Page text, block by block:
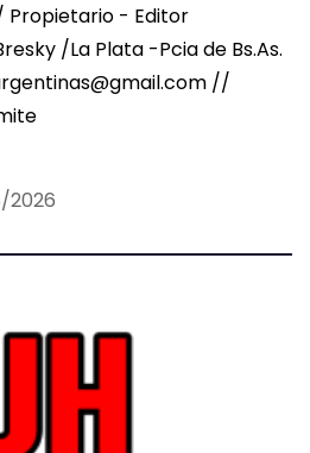
Propietario - Editor
/La Plata -Pcia de Bs.As.
//
2026